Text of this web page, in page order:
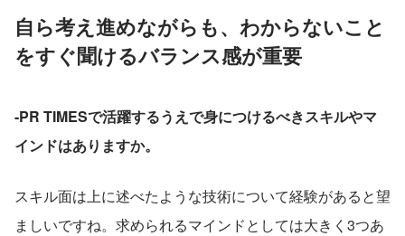
自ら考え進めながらも、わからないこと
をすぐ聞けるバランス感が重要
-PR TIMESで活躍するうえで身につけるべきスキルやマ
インドはありますか。
スキル面は上に述べたような技術について経験があると望
ましいですね。求められるマインドとしては大きく3つあ